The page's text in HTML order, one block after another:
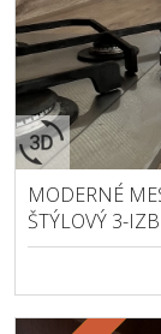
MODERNÉ
ŠTÝLOVÝ 3-